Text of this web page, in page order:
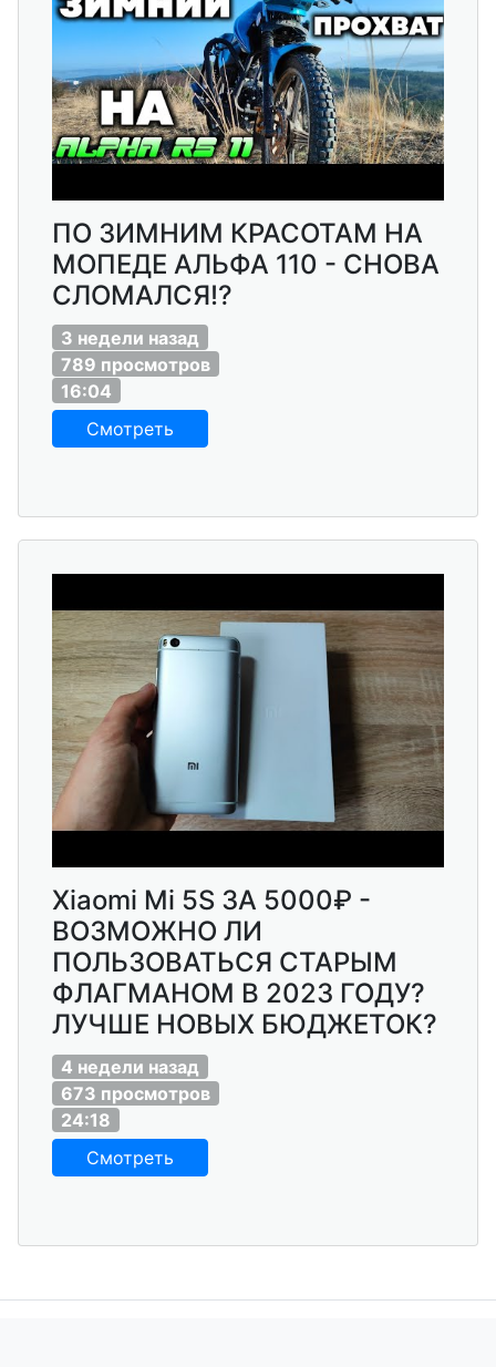
ПО ЗИМНИМ КРАСОТАМ НА
МОПЕДЕ АЛЬФА 110 - СНОВА
СЛОМАЛСЯ!?
3 недели назад
789 просмотров
16:04
Смотреть
Xiaomi Mi 5S ЗА 5000₽ -
ВОЗМОЖНО ЛИ
ПОЛЬЗОВАТЬСЯ СТАРЫМ
ФЛАГМАНОМ В 2023 ГОДУ?
ЛУЧШЕ НОВЫХ БЮДЖЕТОК?
4 недели назад
673 просмотров
24:18
Смотреть